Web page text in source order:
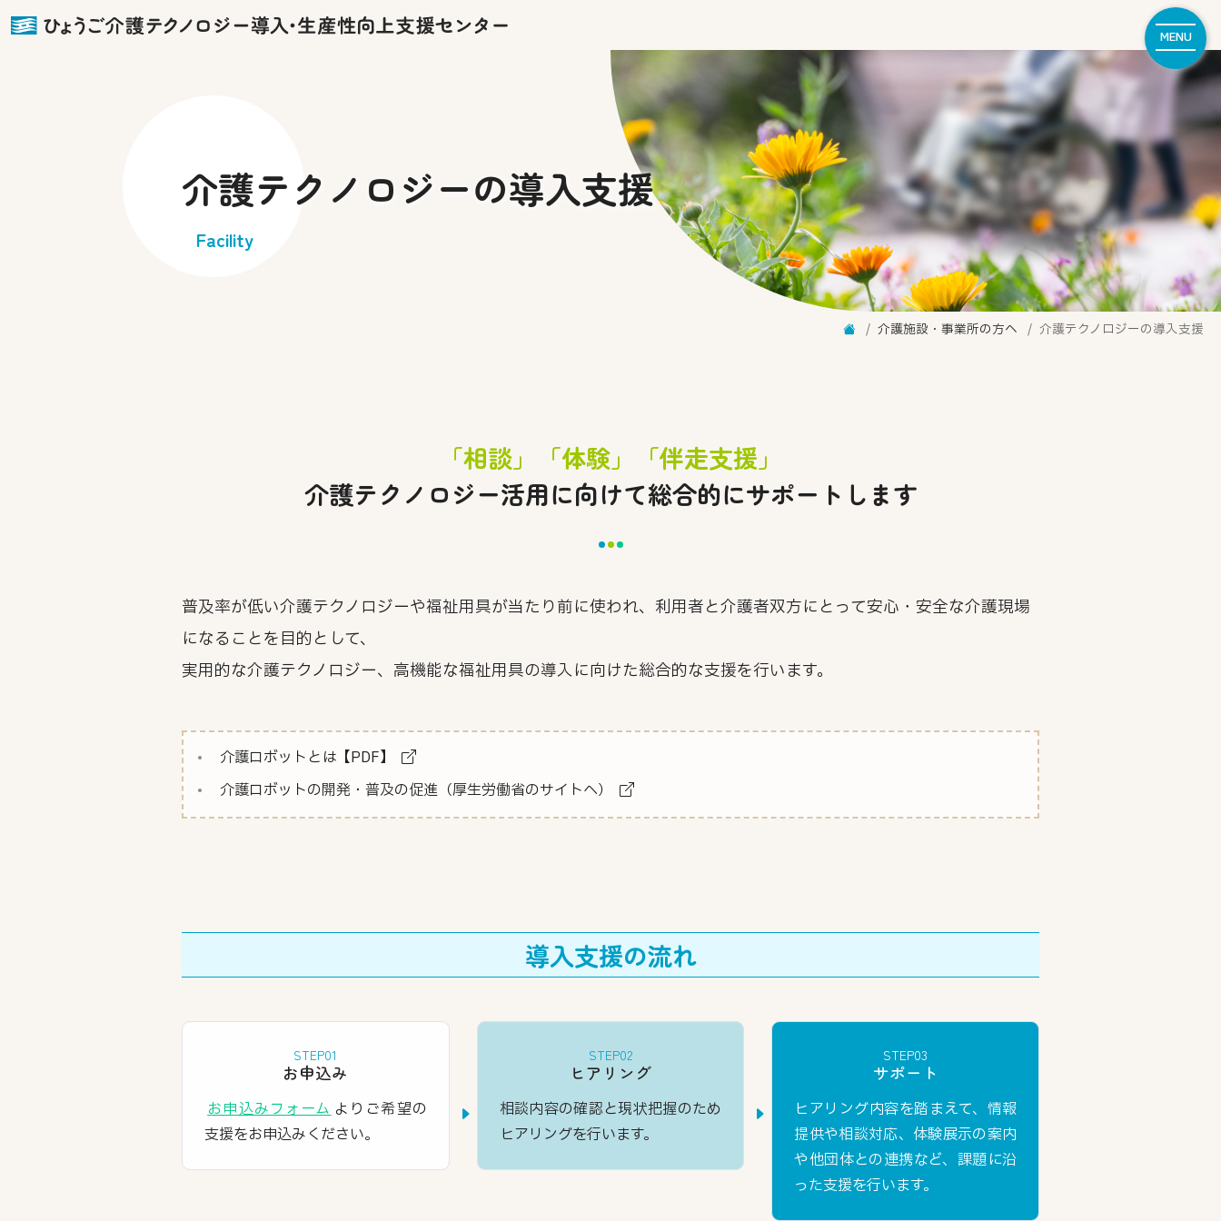
MENU
介護テクノロジーの導入支援
Facility
介護施設・事業所の方へ 介護テクノロジーの導入支援
「相談」「体験」「伴走支援」
介護テクノロジー活用に向けて総合的にサポートします
普及率が低い介護テクノロジーや福祉用具が当たり前に使われ、利用者と介護者双方にとって安心・安全な介護現場
になることを目的として、
実用的な介護テクノロジー、高機能な福祉用具の導入に向けた総合的な支援を行います。
介護ロボットとは【PDF】
介護ロボットの開発・普及の促進（厚生労働省のサイトへ）
導入支援の流れ
STEP01
お申込み
お申込みフォーム よりご希望の
支援をお申込みください。
STEP02
ヒアリング
相談内容の確認と現状把握のため
ヒアリングを行います。
STEP03
サポート
ヒアリング内容を踏まえて、情報
提供や相談対応、体験展示の案内
や他団体との連携など、課題に沿
った支援を行います。